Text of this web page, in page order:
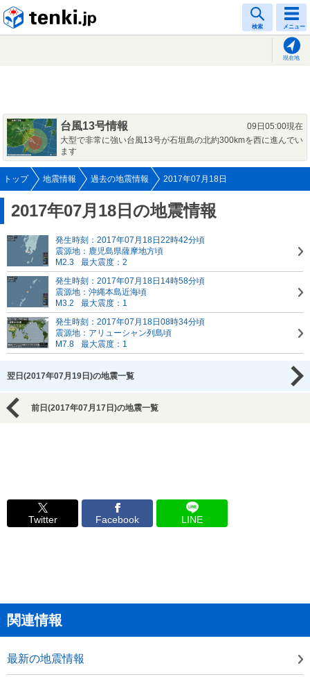
検索 メニュー
現在地
台風13号情報
09日05:00現在
大型で非常に強い台風13号が石垣島の北約300kmを西に進んでい
ます
トップ 地震情報 過去の地震情報 2017年07月18日
2017年07月18日の地震情報
発生時刻：2017年07月18日22時42分頃
震源地：鹿児島県薩摩地方頃
M2.3
最大震度：2
発生時刻：2017年07月18日14時58分頃
震源地：沖縄本島近海頃
M3.2
最大震度：1
発生時刻：2017年07月18日08時34分頃
震源地：アリューシャン列島頃
M7.8
最大震度：1
翌日(2017年07月19日)の地震一覧
前日(2017年07月17日)の地震一覧
Twitter Facebook LINE
関連情報
最新の地震情報